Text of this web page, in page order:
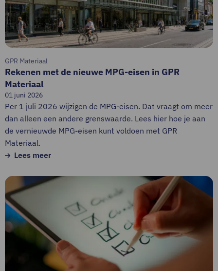
GPR Materiaal
Rekenen met de nieuwe MPG-eisen in GPR
Materiaal
01 juni 2026
Per 1 juli 2026 wijzigen de MPG-eisen. Dat vraagt om meer
dan alleen een andere grenswaarde. Lees hier hoe je aan
de vernieuwde MPG-eisen kunt voldoen met GPR
Materiaal.
Lees meer
MPG-
eisen
in
GPR
Lees
meer
over
GPR
Materiaal
succesvol
door